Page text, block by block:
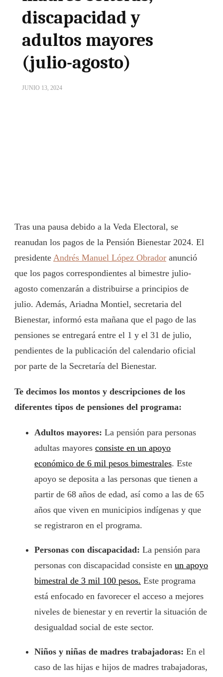
discapacidad y
adultos mayores
(julio-agosto)
JUNIO 13, 2024
Tras una pausa debido a la Veda Electoral, se
reanudan los pagos de la Pensión Bienestar 2024. El
presidente Andrés Manuel López Obrador anunció
que los pagos correspondientes al bimestre julio-
agosto comenzarán a distribuirse a principios de
julio. Además, Ariadna Montiel, secretaria del
Bienestar, informó esta mañana que el pago de las
pensiones se entregará entre el 1 y el 31 de julio,
pendientes de la publicación del calendario oficial
por parte de la Secretaría del Bienestar.
Te decimos los montos y descripciones de los
diferentes tipos de pensiones del programa:
Adultos mayores: La pensión para personas
adultas mayores consiste en un apoyo
económico de 6 mil pesos bimestrales. Este
apoyo se deposita a las personas que tienen a
partir de 68 años de edad, así como a las de 65
años que viven en municipios indígenas y que
se registraron en el programa.
Personas con discapacidad: La pensión para
personas con discapacidad consiste en un apoyo
bimestral de 3 mil 100 pesos. Este programa
está enfocado en favorecer el acceso a mejores
niveles de bienestar y en revertir la situación de
desigualdad social de este sector.
Niños y niñas de madres trabajadoras: En el
caso de las hijas e hijos de madres trabajadoras,